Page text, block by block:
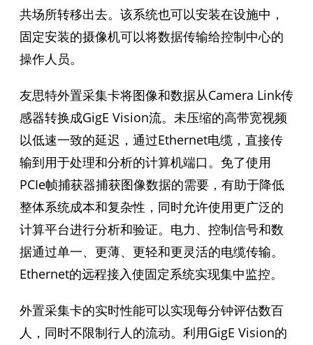
共场所转移出去。该系统也可以安装在设施中，
固定安装的摄像机可以将数据传输给控制中心的
操作人员。
友思特外置采集卡将图像和数据从Camera Link传
感器转换成GigE Vision流。未压缩的高带宽视频
以低速一致的延迟，通过Ethernet电缆，直接传
输到用于处理和分析的计算机端口。免了使用
PCIe帧捕获器捕获图像数据的需要，有助于降低
整体系统成本和复杂性，同时允许使用更广泛的
计算平台进行分析和验证。电力、控制信号和数
据通过单一、更薄、更轻和更灵活的电缆传输。
Ethernet的远程接入使固定系统实现集中监控。
外置采集卡的实时性能可以实现每分钟评估数百
人，同时不限制行人的流动。利用GigE Vision的